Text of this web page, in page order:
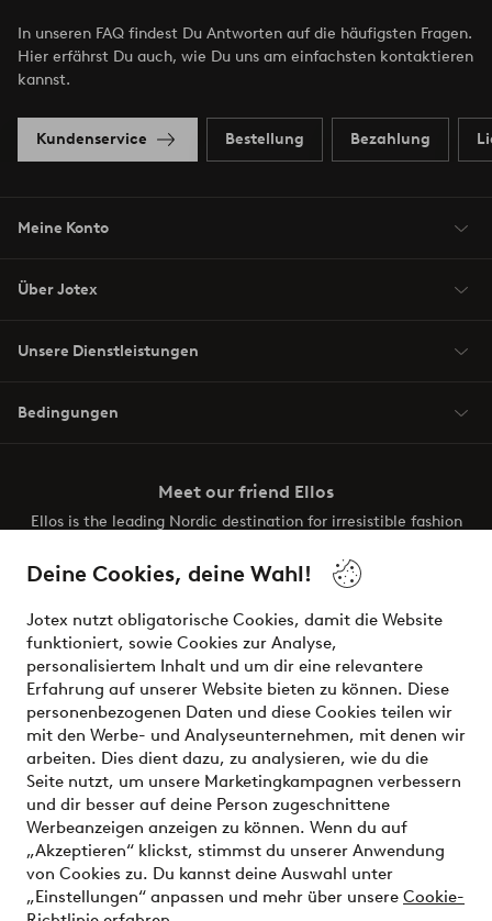
Deine Cookies, deine Wahl!
Jotex nutzt obligatorische Cookies, damit die Website
funktioniert, sowie Cookies zur Analyse,
personalisiertem Inhalt und um dir eine relevantere
Erfahrung auf unserer Website bieten zu können. Diese
personenbezogenen Daten und diese Cookies teilen wir
mit den Werbe- und Analyseunternehmen, mit denen wir
arbeiten. Dies dient dazu, zu analysieren, wie du die
Seite nutzt, um unsere Marketingkampagnen verbessern
und dir besser auf deine Person zugeschnittene
Werbeanzeigen anzeigen zu können. Wenn du auf
„Akzeptieren“ klickst, stimmst du unserer Anwendung
von Cookies zu. Du kannst deine Auswahl unter
„Einstellungen“ anpassen und mehr über unsere Cookie-
In unseren FAQ findest Du Antworten auf die häufigsten Fragen.
Hier erfährst Du auch, wie Du uns am einfachsten kontaktieren
kannst.
Kundenservice Bestellung Bezahlung
Meine Konto
Über Jotex
Unsere Dienstleistungen
Bedingungen
Meet our friend Ellos
Ellos is the leading Nordic destination for irresistible fashion
the latest trends, curated to make finding your next look
effortless. It’s all here.
Visit Ellos
Sichere Zahlungen - Jetzt bezahlen oder aufteilen
Möchtest du mehr über unsere
Zahlungsmöglichkeitenerfahren?